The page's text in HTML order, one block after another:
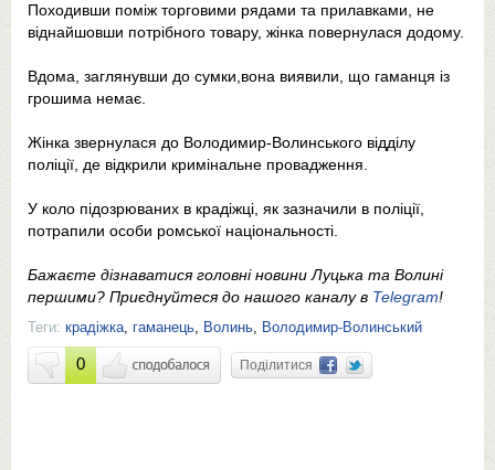
Походивши поміж торговими рядами та прилавками, не
віднайшовши потрібного товару, жінка повернулася додому.
Вдома, заглянувши до сумки,вона виявили, що гаманця із
грошима немає.
Жінка звернулася до Володимир-Волинського відділу
поліції, де відкрили кримінальне провадження.
У коло підозрюваних в крадіжці, як зазначили в поліції,
потрапили особи ромської національності.
Бажаєте дізнаватися головні новини Луцька та Волині
першими? Приєднуйтеся до нашого каналу в Telegram!
Теги: крадіжка, гаманець, Волинь, Володимир-Волинський
0 Поділитися